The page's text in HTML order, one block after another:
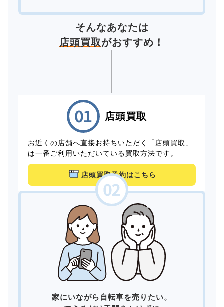
そんなあなたは
店頭買取がおすすめ！
店頭買取
お近くの店舗へ直接お持ちいただく「店頭買取」
は一番ご利用いただいている買取方法です。
店頭買取予約はこちら
家にいながら自転車を売りたい。